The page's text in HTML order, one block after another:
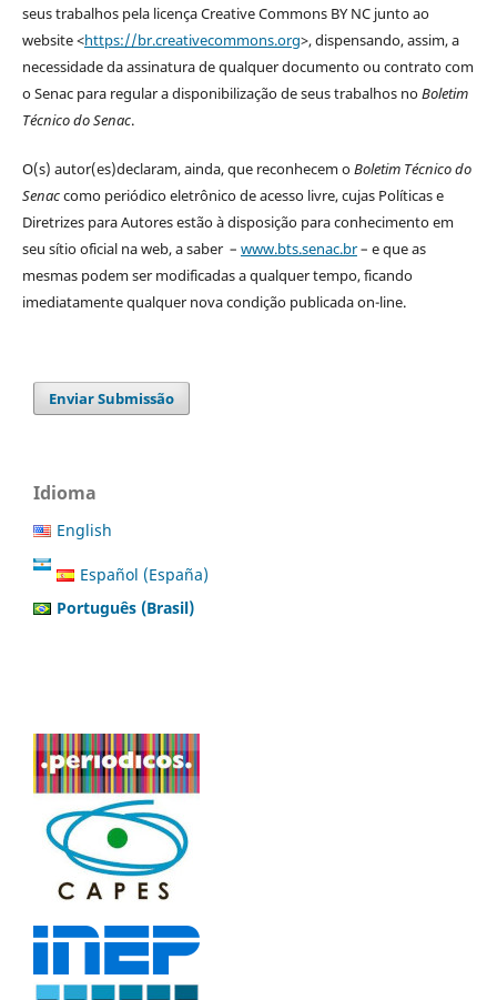
seus trabalhos pela licença Creative Commons BY NC junto ao
website <https://br.creativecommons.org>, dispensando, assim, a
necessidade da assinatura de qualquer documento ou contrato com
o Senac para regular a disponibilização de seus trabalhos noBoletim
Técnico do Senac.
O(s) autor(es)declaram, ainda, que reconhecem oBoletim Técnico do
Senaccomo periódico eletrônico de acesso livre, cujas Políticas e
Diretrizes para Autores estão à disposição para conhecimento em
seu sítio oficial na web, a saber – www.bts.senac.br– e que as
mesmas podem ser modificadas a qualquer tempo, ficando
imediatamente qualquer nova condição publicada on-line.
Enviar Submissão
Idioma
English
Español (España)
Português (Brasil)